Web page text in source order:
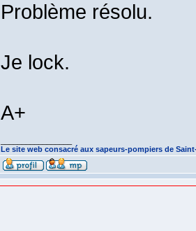
Problème résolu.
Je lock.
A+
Le site web consacré aux sapeurs-pompiers de